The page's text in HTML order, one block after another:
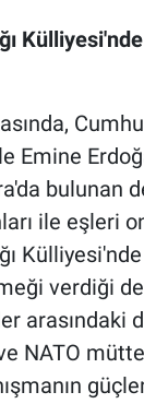
Emine
bulunan
ile eşleri
verdiği de
arasındaki
NATO